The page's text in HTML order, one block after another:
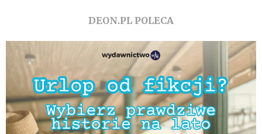
DEON.PL POLECA